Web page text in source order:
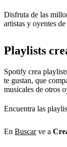
Disfruta de las
artistas y oyentes
Playlists
Spotify crea
te gustan, que
musicales de otros
Encuentra las
En Buscarve a